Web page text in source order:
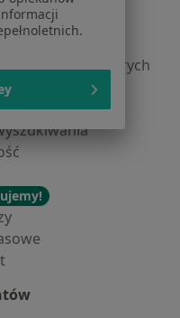
pacjentów
których